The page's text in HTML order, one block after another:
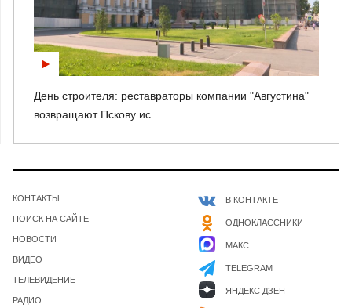
День строителя: реставраторы компании "Августина"
возвращают Пскову ис...
КОНТАКТЫ
ПОИСК НА САЙТЕ
НОВОСТИ
ВИДЕО
ТЕЛЕВИДЕНИЕ
РАДИО
В КОНТАКТЕ
ОДНОКЛАССНИКИ
МАКС
TELEGRAM
ЯНДЕКС ДЗЕН